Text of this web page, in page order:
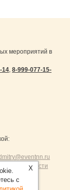
мероприятий в
14 8-999-077-15-
X
с